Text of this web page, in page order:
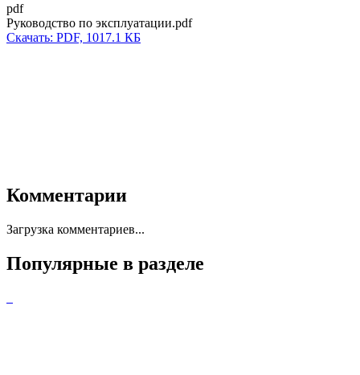
pdf
Руководство по эксплуатации.pdf
Скачать: PDF, 1017.1 КБ
Комментарии
Загрузка комментариев...
Популярные в разделе